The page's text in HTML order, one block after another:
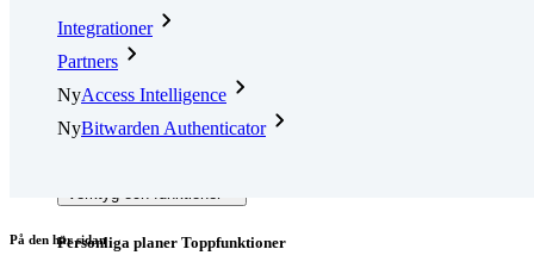
Integrationer
Partners
NyAccess Intelligence
NyBitwarden Authenticator
Personliga planer Toppfunktioner
På den här sidan